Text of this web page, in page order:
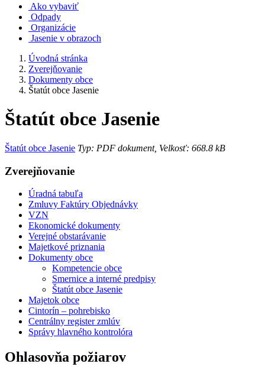
Ako vybaviť
Odpady
Organizácie
Jasenie v obrazoch
Úvodná stránka
Zverejňovanie
Dokumenty obce
Štatút obce Jasenie
Štatút obce Jasenie
Štatút obce Jasenie Typ: PDF dokument, Velkosť: 668.8 kB
Zverejňovanie
Úradná tabuľa
Zmluvy Faktúry Objednávky
VZN
Ekonomické dokumenty
Verejné obstarávanie
Majetkové priznania
Dokumenty obce
Kompetencie obce
Smernice a interné predpisy
Štatút obce Jasenie
Majetok obce
Cintorín – pohrebisko
Centrálny register zmlúv
Správy hlavného kontrolóra
Ohlasovňa požiarov